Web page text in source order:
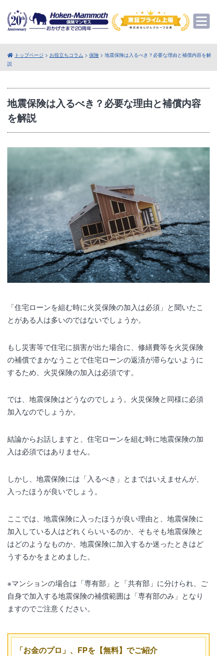
トップページ > お役立ちコラム > 保険 > 地震保険は入るべき？必要な理由と補償内容を解
説
地震保険は入るべき？必要な理由と補償内容
を解説
「住宅ローンを組む時に火災保険の加入は必須」と聞いたこ
とがある人は多いのではないでしょうか。
もし災害等で住宅に損害が出た場合に、修繕費等を火災保険
の補償でまかなうことで住宅ローンの返済が滞らないように
するため、火災保険の加入は必須です。
では、地震保険はどうなのでしょう。火災保険と同様に必須
加入なのでしょうか。
結論からお話しますと、住宅ローンを組む時に地震保険の加
入は必須ではありません。
しかし、地震保険には「入るべき」とまではいえませんが、
入ったほうが良いでしょう。
ここでは、地震保険に入ったほうが良い理由と、地震保険に
加入している人はどれくらいいるのか、そもそも地震保険と
はどのようなものか、地震保険に加入するか迷ったときはど
うするかをまとめました。
※マンションの場合は「専有部」と「共有部」に分けられ、ご
自身で加入する地震保険の補償範囲は「専有部のみ」となり
ますのでご注意ください。
「お金のプロ」、FPを【無料】でご紹介